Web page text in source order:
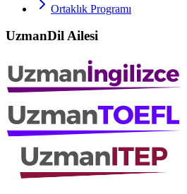
Ortaklık Programı
UzmanDil Ailesi